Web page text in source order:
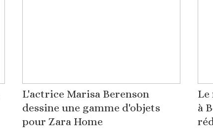
L'actrice Marisa Berenson
dessine une gamme d'objets
pour Zara Home
Le
à